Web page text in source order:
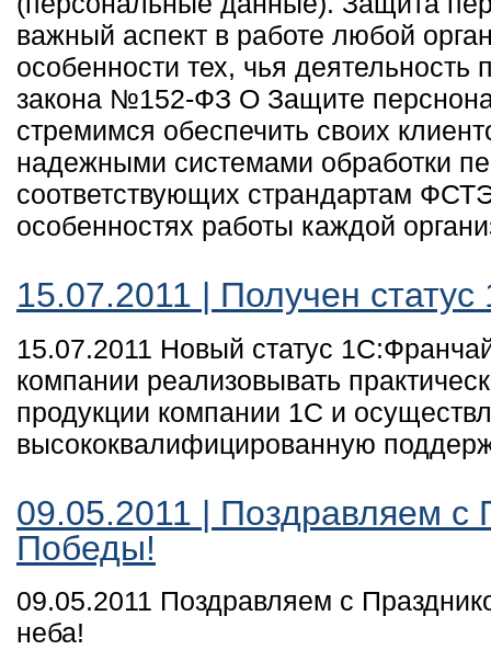
важный аспект в работе любой
особенности тех, чья деятельность
закона №152-ФЗ О Защите
стремимся обеспечить своих
надежными системами обработки
соответствующих страндартам
особенностях работы каждой
15.07.2011 | Получен
15.07.2011 Новый статус
компании реализовывать
продукции компании 1С и
высококвалифицированную
09.05.2011 | Поздравляем с
Победы!
09.05.2011 Поздравляем с
неба!